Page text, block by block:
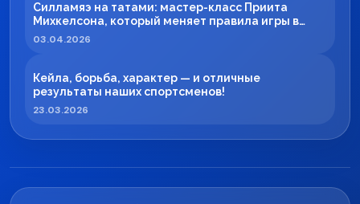
Силламяэ на татами: мастер-класс Приита
Михкелсона, который меняет правила игры в
регионе
03.04.2026
Кейла, борьба, характер — и отличные
результаты наших спортсменов!
23.03.2026